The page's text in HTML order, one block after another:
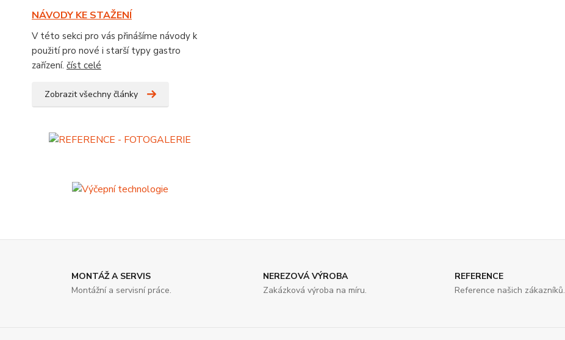
NÁVODY KE STAŽENÍ
V této sekci pro vás přinášíme návody k
použití pro nové i starší typy gastro
zařízení. číst celé
Zobrazit všechny články
MONTÁŽ A SERVIS
Montážní a servisní práce.
NEREZOVÁ VÝROBA
Zakázková výroba na míru.
REFERENCE
Reference našich zákazníků.